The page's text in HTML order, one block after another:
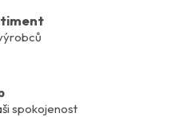
spokojenost